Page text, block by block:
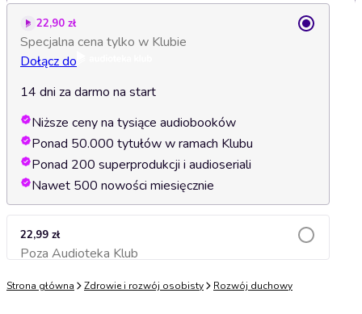
22,90 zł
Specjalna cena tylko w Klubie
Dołącz do
14 dni za darmo na start
Niższe ceny na tysiące audiobooków
Ponad 50.000 tytułów w ramach Klubu
Ponad 200 superprodukcji i audioseriali
Nawet 500 nowości miesięcznie
22,99 zł
Poza Audioteka KlubDodaj do koszyka
Strona główna Zdrowie i rozwój osobisty Rozwój duchowy